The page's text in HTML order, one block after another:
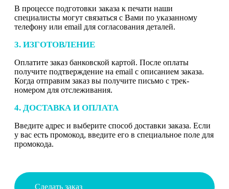
В процессе подготовки заказа к печати наши
специалисты могут связаться с Вами по указанному
телефону или email для согласования деталей.
3. ИЗГОТОВЛЕНИЕ
Оплатите заказ банковской картой. После оплаты
получите подтверждение на email с описанием заказа.
Когда отправим заказ вы получите письмо с трек-
номером для отслеживания.
4. ДОСТАВКА И ОПЛАТА
Введите адрес и выберите способ доставки заказа. Если
у вас есть промокод, введите его в специальное поле для
промокода.
Сделать заказ